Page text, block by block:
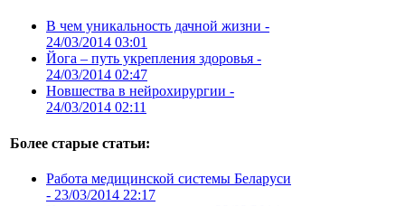
В чем уникальность дачной жизни -
24/03/2014 03:01
Йога – путь укрепления здоровья -
24/03/2014 02:47
Новшества в нейрохирургии -
24/03/2014 02:11
Более старые статьи:
Работа медицинской системы Беларуси
- 23/03/2014 22:17